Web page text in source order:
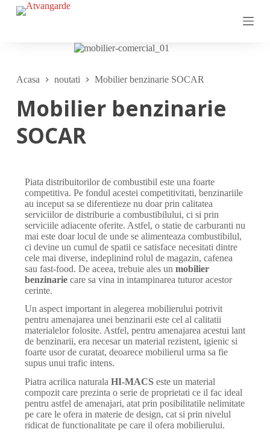
Acasa noutati Mobilier benzinarie SOCAR
Mobilier benzinarie
SOCAR
Piata distribuitorilor de combustibil este una foarte
competitiva. Pe fondul acestei competitivitati, benzinariile
au inceput sa se diferentieze nu doar prin calitatea
serviciilor de distriburie a combustibilului, ci si prin
serviciile adiacente oferite. Astfel, o statie de carburanti nu
mai este doar locul de unde se alimenteaza combustibilul,
ci devine un cumul de spatii ce satisface necesitati dintre
cele mai diverse, indeplinind rolul de magazin, cafenea
sau fast-food. De aceea, trebuie ales un mobilier
benzinariecare sa vina in intampinarea tuturor acestor
cerinte.
Un aspect important in alegerea mobilierului potrivit
pentru amenajarea unei benzinarii este cel al calitatii
materialelor folosite. Astfel, pentru amenajarea acestui lant
de benzinarii, era necesar un material rezistent, igienic si
foarte usor de curatat, deoarece mobilierul urma sa fie
supus unui trafic intens.
Piatra acrilica naturala HI-MACSeste un material
compozit care prezinta o serie de proprietati ce il fac ideal
pentru astfel de amenajari, atat prin posibilitatile nelimitate
pe care le ofera in materie de design, cat si prin nivelul
ridicat de functionalitate pe care il ofera mobilierului.